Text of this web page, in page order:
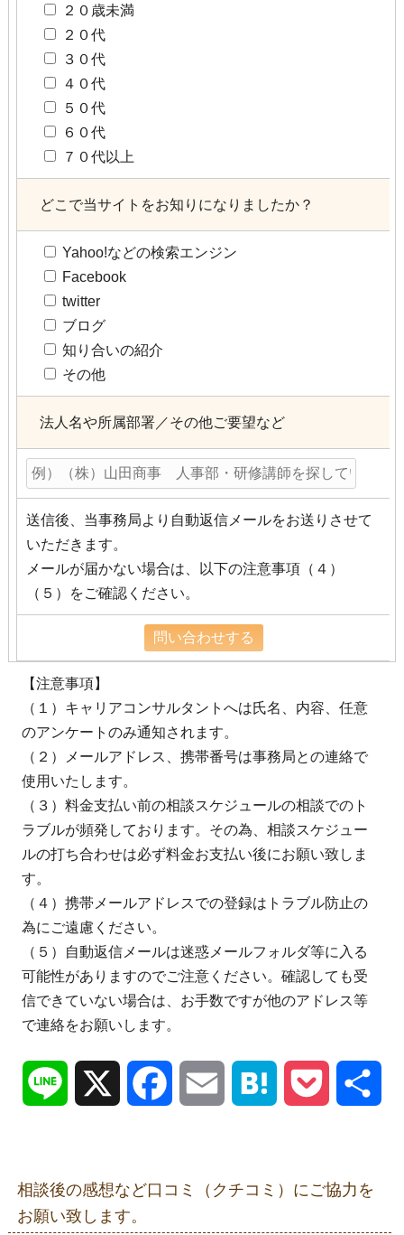
２０歳未満
２０代
３０代
４０代
５０代
６０代
７０代以上
どこで当サイトをお知りになりましたか？
Yahoo!などの検索エンジン
Facebook
twitter
ブログ
知り合いの紹介
その他
法人名や所属部署／その他ご要望など
送信後、当事務局より自動返信メールをお送りさせて
いただきます。
メールが届かない場合は、以下の注意事項（４）
（５）をご確認ください。
【注意事項】
（１）キャリアコンサルタントへは氏名、内容、任意
のアンケートのみ通知されます。
（２）メールアドレス、携帯番号は事務局との連絡で
使用いたします。
（３）料金支払い前の相談スケジュールの相談でのト
ラブルが頻発しております。その為、相談スケジュー
ルの打ち合わせは必ず料金お支払い後にお願い致しま
す。
（４）携帯メールアドレスでの登録はトラブル防止の
為にご遠慮ください。
（５）自動返信メールは迷惑メールフォルダ等に入る
可能性がありますのでご注意ください。確認しても受
信できていない場合は、お手数ですが他のアドレス等
で連絡をお願いします。
Line Facebook Email Hatena Pocket
相談後の感想など口コミ（クチコミ）にご協力を
お願い致します。